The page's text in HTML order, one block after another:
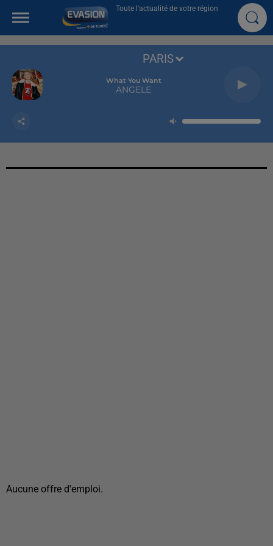
Toute l'actualité de votre région
What You Want
ANGELE
PARIS
Aucune offre d'emploi.